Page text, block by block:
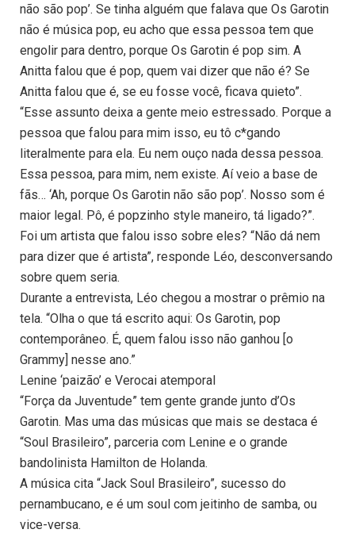
não são pop’. Se tinha alguém que falava que Os Garotin
não é música pop, eu acho que essa pessoa tem que
engolir para dentro, porque Os Garotin é pop sim. A
Anitta falou que é pop, quem vai dizer que não é? Se
Anitta falou que é, se eu fosse você, ficava quieto”.
“Esse assunto deixa a gente meio estressado. Porque a
pessoa que falou para mim isso, eu tô c*gando
literalmente para ela. Eu nem ouço nada dessa pessoa.
Essa pessoa, para mim, nem existe. Aí veio a base de
fãs… ‘Ah, porque Os Garotin não são pop’. Nosso som é
maior legal. Pô, é popzinho style maneiro, tá ligado?”.
Foi um artista que falou isso sobre eles? “Não dá nem
para dizer que é artista”, responde Léo, desconversando
sobre quem seria.
Durante a entrevista, Léo chegou a mostrar o prêmio na
tela. “Olha o que tá escrito aqui: Os Garotin, pop
contemporâneo. É, quem falou isso não ganhou [o
Grammy] nesse ano.”
Lenine ‘paizão’ e Verocai atemporal
“Força da Juventude” tem gente grande junto d’Os
Garotin. Mas uma das músicas que mais se destaca é
“Soul Brasileiro”, parceria com Lenine e o grande
bandolinista Hamilton de Holanda.
A música cita “Jack Soul Brasileiro”, sucesso do
pernambucano, e é um soul com jeitinho de samba, ou
vice-versa.